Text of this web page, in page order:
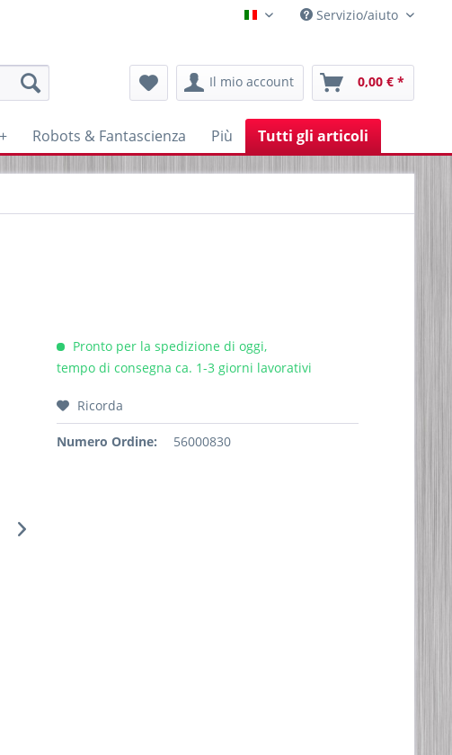
ItalienischServizio/aiuto
Il mio account 0,00 € *
Robots & Fantascienza Più Tutti gli articoli
Pronto per la spedizione di oggi,
tempo di consegna ca. 1-3 giorni lavorativi
Ricorda
Numero Ordine: 56000830